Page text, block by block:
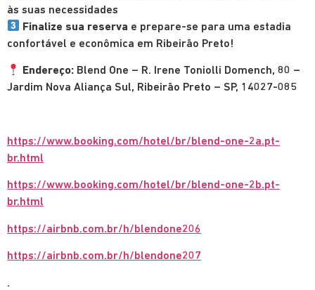
às suas necessidades
Finalize sua reserva e prepare-se para uma estadia
confortável e econômica em Ribeirão Preto!
Endereço: Blend One – R. Irene Toniolli Domench, 80 –
Jardim Nova Aliança Sul, Ribeirão Preto – SP, 14027-085
https://www.booking.com/hotel/br/blend-one-2a.pt-
br.html
https://www.booking.com/hotel/br/blend-one-2b.pt-
br.html
https://airbnb.com.br/h/blendone206
https://airbnb.com.br/h/blendone207
.